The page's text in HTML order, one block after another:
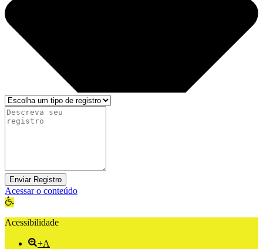
Enviar Registro
Acessar o conteúdo
Abrir a barra de ferramentas
Acessibilidade
+A